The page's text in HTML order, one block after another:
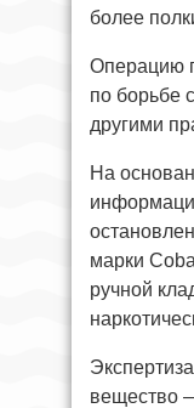
более
Операцию
по борьбе
другими
На
марки
ручной
вещество